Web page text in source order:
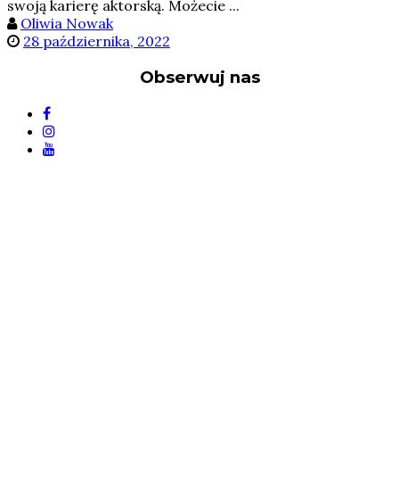
swoją karierę aktorską. Możecie ...
Oliwia Nowak
28 października, 2022
Obserwuj nas